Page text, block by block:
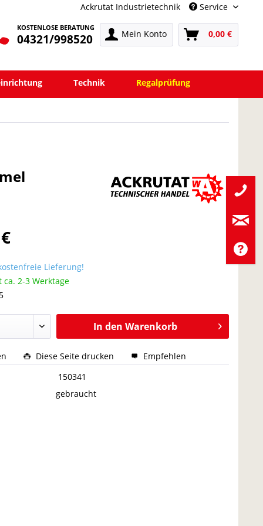
Ackrutat Industrietechnik Service
KOSTENLOSE BERATUNG
04321/998520 Mein Konto 0,00 €
Technik Regalprüfung
Lieferung!
ca. 2-3 Werktage
In den Warenkorb
Diese Seite drucken
Empfehlen
150341
gebraucht